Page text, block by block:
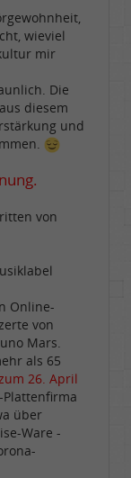
wieviel
mir
Die
diesem
und
von
Online-
von
Mars.
als 65
26. April
Plattenfirma
über
Ware -